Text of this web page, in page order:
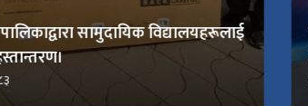
सामुदायिक विद्यालयहरूलाई